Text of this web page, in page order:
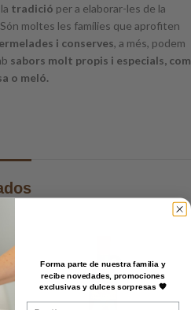
tradició per a elaborar-les de la
moltes les famílies que aprofiten
i conserves, a més, podem
sabors molt propis i especials, com
o meló.
Forma parte de nuestra familia y
recibe novedades, promociones
exclusivas y dulces sorpresas 🧡
Email